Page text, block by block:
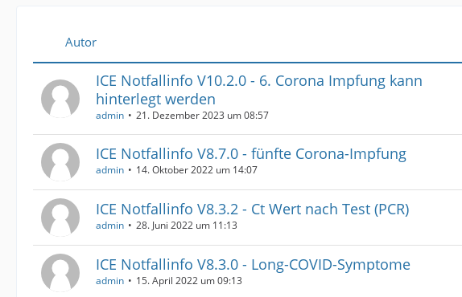
Autor
ICE Notfallinfo V10.2.0 - 6. Corona Impfung kann
hinterlegt werden
admin 21. Dezember 2023 um 08:57
ICE Notfallinfo V8.7.0 - fünfte Corona-Impfung
admin 14. Oktober 2022 um 14:07
ICE Notfallinfo V8.3.2 - Ct Wert nach Test (PCR)
admin 28. Juni 2022 um 11:13
ICE Notfallinfo V8.3.0 - Long-COVID-Symptome
admin 15. April 2022 um 09:13